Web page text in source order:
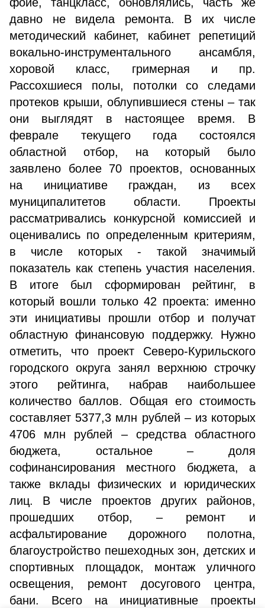
давно не видела ремонта. В их числе
методический кабинет, кабинет репетиций
вокально-инструментального ансамбля,
хоровой класс, гримерная и пр.
Рассохшиеся полы, потолки со следами
протеков крыши, облупившиеся стены – так
они выглядят в настоящее время. В
феврале текущего года состоялся
областной отбор, на который было
заявлено более 70 проектов, основанных
на инициативе граждан, из всех
муниципалитетов области. Проекты
рассматривались конкурсной комиссией и
оценивались по определенным критериям,
в числе которых - такой значимый
показатель как степень участия населения.
В итоге был сформирован рейтинг, в
который вошли только 42 проекта: именно
эти инициативы прошли отбор и получат
областную финансовую поддержку. Нужно
отметить, что проект Северо-Курильского
городского округа занял верхнюю строчку
этого рейтинга, набрав наибольшее
количество баллов. Общая его стоимость
составляет 5377,3 млн рублей – из которых
4706 млн рублей – средства областного
бюджета, остальное – доля
софинансирования местного бюджета, а
также вклады физических и юридических
лиц. В числе проектов других районов,
прошедших отбор, – ремонт и
асфальтирование дорожного полотна,
благоустройство пешеходных зон, детских и
спортивных площадок, монтаж уличного
освещения, ремонт досугового центра,
бани. Всего на инициативные проекты